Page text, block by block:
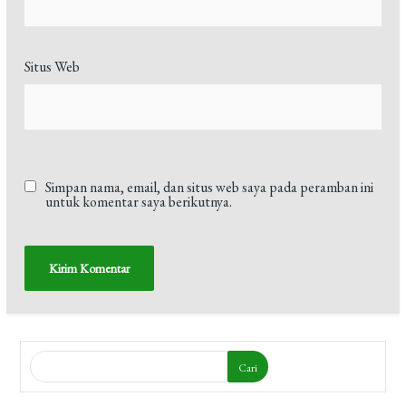
Situs Web
Simpan nama, email, dan situs web saya pada peramban ini
untuk komentar saya berikutnya.
Cari